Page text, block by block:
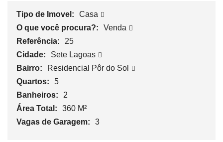
Tipo de Imovel:
Casa
O que você procura?:
Venda
Referência:
25
Cidade:
Sete Lagoas
Bairro:
Residencial Pôr do Sol
Quartos:
5
Banheiros:
2
Área Total:
360 M²
Vagas de Garagem:
3